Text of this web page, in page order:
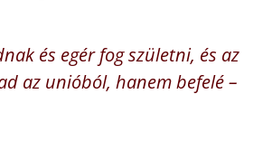
és egér fog születni, és az
az unióból, hanem befelé –